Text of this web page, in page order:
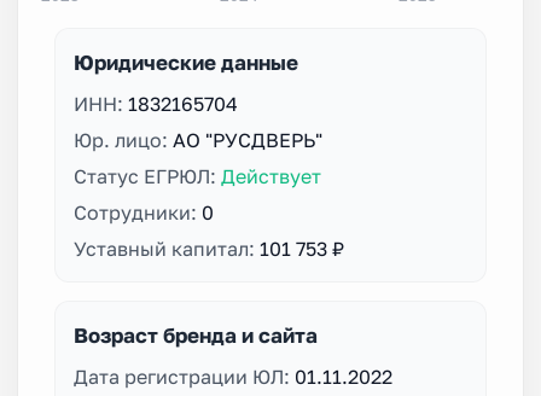
Юридические данные
ИНН: 1832165704
Юр. лицо: АО "РУСДВЕРЬ"
Статус ЕГРЮЛ: Действует
Сотрудники: 0
Уставный капитал: 101 753 ₽
Возраст бренда и сайта
Дата регистрации ЮЛ: 01.11.2022